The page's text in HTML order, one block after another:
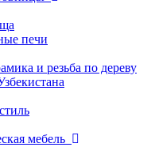
печи
и резьба по дереву
мебель